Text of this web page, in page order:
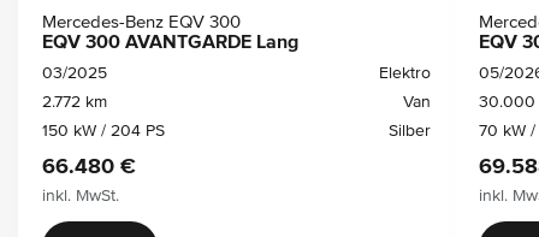
Mercedes-Benz EQV 300
EQV 300 AVANTGARDE Lang
03/2025
Elektro
2.772 km
Van
150 kW / 204 PS
Silber
66.480 €
inkl. MwSt.
EQV
05/
30.000
70 kW /
inkl.